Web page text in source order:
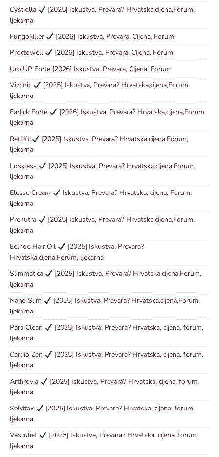
Cystiolla
[2025] Iskustva, Prevara? Hrvatska,cijena,Forum,
ljekarna
Fungokiller
[2026] Iskustva, Prevara, Cijena, Forum
Proctowell
[2026] Iskustva, Prevara, Cijena, Forum
Uro UP Forte [2026] Iskustva, Prevara, Cijena, Forum
Vizonic
[2025] Iskustva, Prevara? Hrvatska,cijena,Forum,
ljekarna
Earlick Forte
[2026] Iskustva, Prevara? Hrvatska,cijena,Forum,
ljekarna
Retilift
[2025] Iskustva, Prevara? Hrvatska,cijena,Forum,
ljekarna
Lossless
[2025] Iskustva, Prevara? Hrvatska,cijena,Forum,
ljekarna
Elesse Cream
Iskustva, Prevara? Hrvatska, cijena, Forum,
ljekarna
Prenutra
[2025] Iskustva, Prevara? Hrvatska,cijena,Forum,
ljekarna
Eelhoe Hair Oil
[2025] Iskustva, Prevara?
Hrvatska,cijena,Forum, ljekarna
Slimmatica
[2025] Iskustva, Prevara? Hrvatska,cijena,Forum,
ljekarna
Nano Slim
[2025] Iskustva, Prevara? Hrvatska,cijena,Forum,
ljekarna
Para Clean
[2025] Iskustva, Prevara? Hrvatska, cijena, forum,
ljekarna
Cardio Zen
[2025] Iskustva, Prevara? Hrvatska, cijena, forum,
ljekarna
Arthrovia
[2025] Iskustva, Prevara? Hrvatska, cijena, forum,
ljekarna
Selvitax
[2025] Iskustva, Prevara? Hrvatska, cijena, forum,
ljekarna
Vasculief
[2025] Iskustva, Prevara? Hrvatska, cijena, forum,
ljekarna